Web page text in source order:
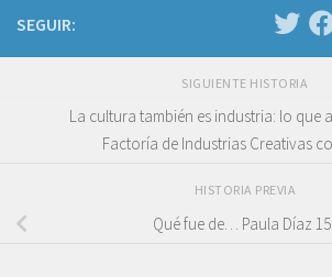
SEGUIR:
SIGUIENTE HISTORIA
La cultura también es industria: lo que
Factoría de Industrias Creativas
HISTORIA PREVIA
Qué fue de… Paula Díaz